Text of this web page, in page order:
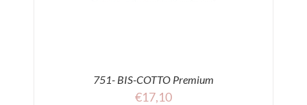
751- BIS-COTTO Premium
€17,10